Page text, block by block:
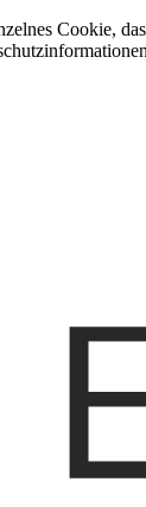
Cookie,